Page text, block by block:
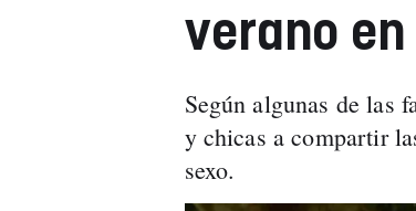
verano
Según algunas de las
y chicas a compartir
sexo.